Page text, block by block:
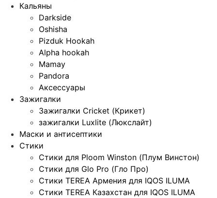
Кальяны
Darkside
Oshisha
Pizduk Hookah
Alpha hookah
Mamay
Pandora
Аксессуары
Зажигалки
Зажигалки Cricket (Крикет)
зажигалки Luxlite (Люкслайт)
Маски и антисептики
Стики
Стики для Ploom Winston (Плум Винстон)
Стики для Glo Pro (Гло Про)
Стики TEREA Армения для IQOS ILUMA
Стики TEREA Казахстан для IQOS ILUMA